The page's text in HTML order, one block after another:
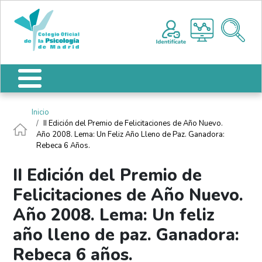
este
incluye
sistema
accesibilidad.
Pasar al contenido principal
Ruta de navegación
Inicio
II Edición del Premio de Felicitaciones de Año Nuevo.
Año 2008. Lema: Un Feliz Año Lleno de Paz. Ganadora:
Rebeca 6 Años.
II Edición del Premio de
Felicitaciones de Año Nuevo.
Año 2008. Lema: Un feliz
año lleno de paz. Ganadora:
Rebeca 6 años.